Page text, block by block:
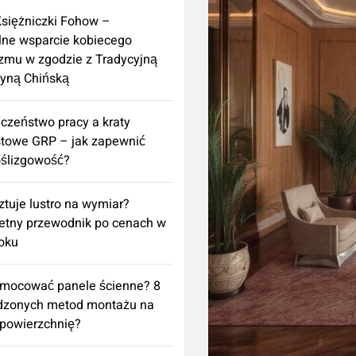
Fohow –
wsparcie kobiecego
w zgodzie z Tradycyjną
Chińską
pracy a kraty
GRP – jak zapewnić
lustro na wymiar?
przewodnik po cenach w
panele ścienne? 8
metod montażu na